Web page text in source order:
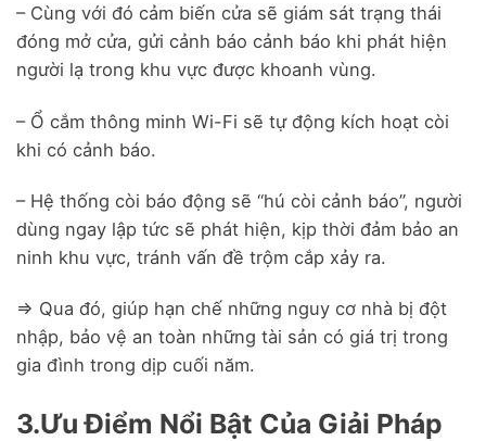
– Cùng với đó cảm biến cửa sẽ giám sát trạng thái
đóng mở cửa, gửi cảnh báo cảnh báo khi phát hiện
người lạ trong khu vực được khoanh vùng.
– Ổ cắm thông minh Wi-Fi sẽ tự động kích hoạt còi
khi có cảnh báo.
– Hệ thống còi báo động sẽ “hú còi cảnh báo”, người
dùng ngay lập tức sẽ phát hiện, kịp thời đảm bảo an
ninh khu vực, tránh vấn đề trộm cắp xảy ra.
=> Qua đó, giúp hạn chế những nguy cơ nhà bị đột
nhập, bảo vệ an toàn những tài sản có giá trị trong
gia đình trong dịp cuối năm.
3.Ưu Điểm Nổi Bật Của Giải Pháp